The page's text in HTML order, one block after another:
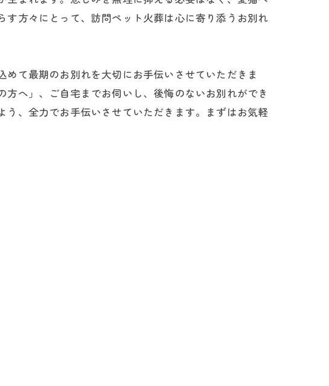
方々にとって、訪問ペット火葬は心に寄り添うお別れ
て最期のお別れを大切にお手伝いさせていただきま
へ」、ご自宅までお伺いし、後悔のないお別れができ
、全力でお手伝いさせていただきます。まずはお気軽